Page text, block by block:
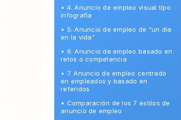
• 4. Anuncio de empleo visual tipo
infografía
• 5. Anuncio de empleo de “un día
en la vida”
• 6. Anuncio de empleo basado en
retos o competencia
• 7. Anuncio de empleo centrado
en empleados y basado en
referidos
• Comparación de los 7 estilos de
anuncio de empleo